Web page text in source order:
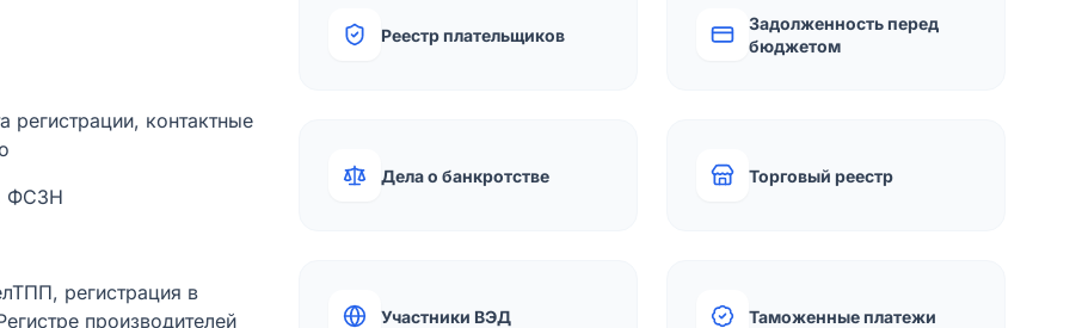
регистрации, контактные
ФСЗН
регистрация в
производителей
Реестр плательщиков
Задолженность перед
бюджетом
Дела о банкротстве Торговый реестр
Участники ВЭД Таможенные платежи